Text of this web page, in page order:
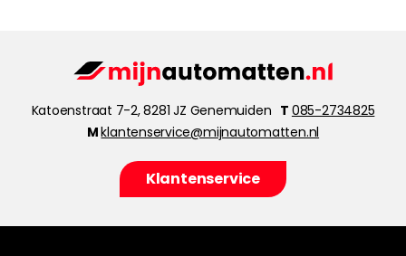
Katoenstraat 7-2, 8281 JZ Genemuiden T 085-2734825
Mklantenservice@mijnautomatten.nl
Klantenservice